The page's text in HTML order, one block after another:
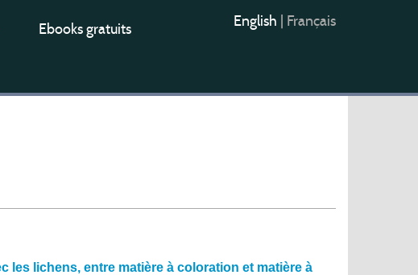
Ebooks gratuits English Français
les lichens, entre matière à coloration et matière à